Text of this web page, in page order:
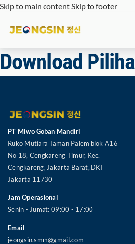
Skip to main contentSkip to footer
Download
PT Miwo Goban Mandiri
Ruko Mutiara Taman Palem blok A16
No 18, Cengkareng Timur, Kec.
Cengkareng, Jakarta Barat, DKI
Jakarta 11730
Jam Operasional
Senin - Jumat: 09:00 - 17:00
Email
jeongsin.smm@gmail.com